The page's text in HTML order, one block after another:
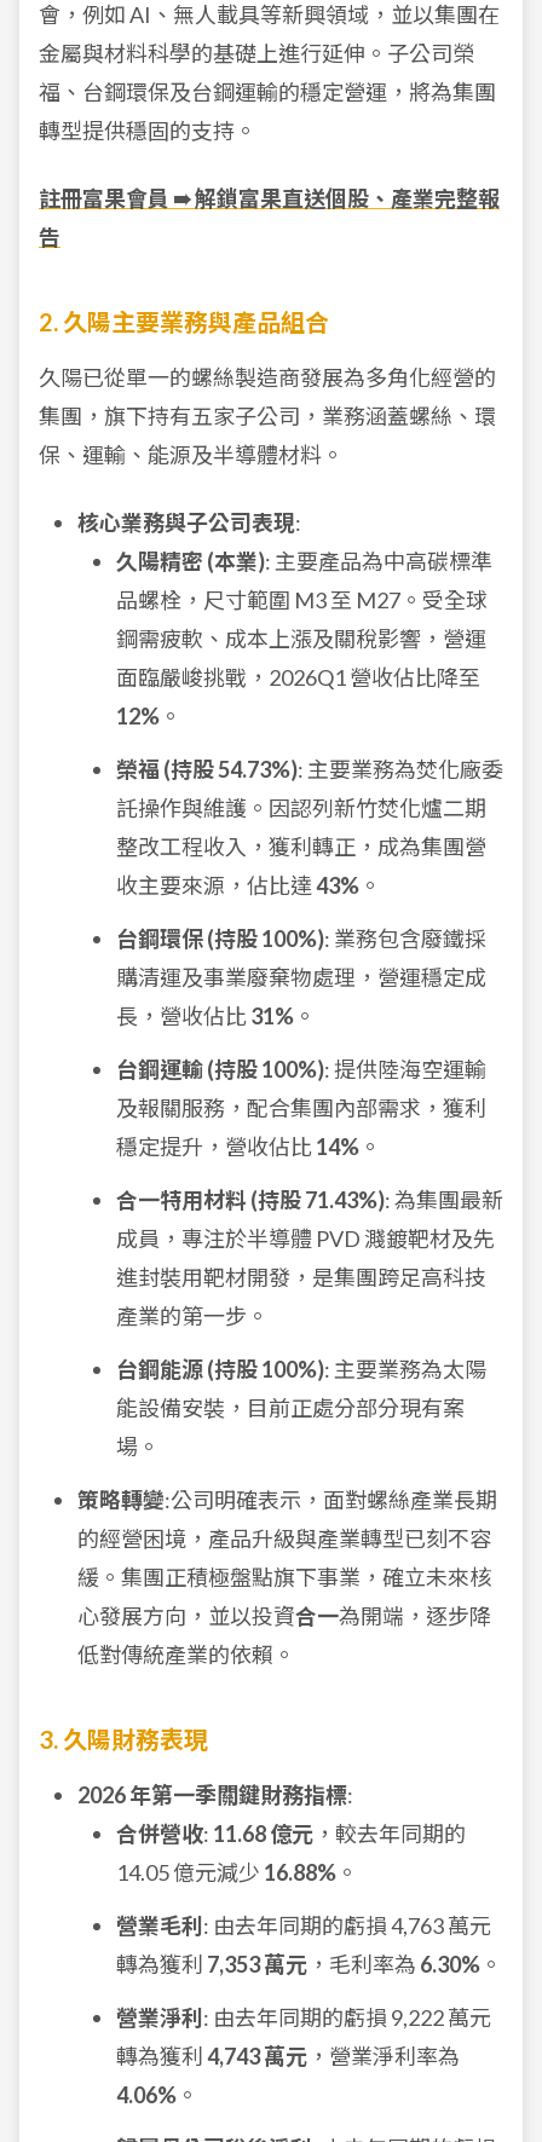
會，例如 AI、無人載具等新興領域，並以集團在
金屬與材料科學的基礎上進行延伸。子公司榮
福、台鋼環保及台鋼運輸的穩定營運，將為集團
轉型提供穩固的支持。
註冊富果會員 ➠ 解鎖富果直送個股、產業完整報
告
2. 久陽主要業務與產品組合
久陽已從單一的螺絲製造商發展為多角化經營的
集團，旗下持有五家子公司，業務涵蓋螺絲、環
保、運輸、能源及半導體材料。
核心業務與子公司表現:
久陽精密 (本業): 主要產品為中高碳標準
品螺栓，尺寸範圍 M3 至 M27。受全球
鋼需疲軟、成本上漲及關稅影響，營運
面臨嚴峻挑戰，2026Q1 營收佔比降至
12% 。
榮福 (持股 54.73%): 主要業務為焚化廠委
託操作與維護。因認列新竹焚化爐二期
整改工程收入，獲利轉正，成為集團營
收主要來源，佔比達43% 。
台鋼環保 (持股 100%): 業務包含廢鐵採
購清運及事業廢棄物處理，營運穩定成
長，營收佔比31% 。
台鋼運輸 (持股 100%): 提供陸海空運輸
及報關服務，配合集團內部需求，獲利
穩定提升，營收佔比14% 。
合一特用材料 (持股 71.43%): 為集團最新
成員，專注於半導體 PVD 濺鍍靶材及先
進封裝用靶材開發，是集團跨足高科技
產業的第一步。
台鋼能源 (持股 100%): 主要業務為太陽
能設備安裝，目前正處分部分現有案
場。
策略轉變:公司明確表示，面對螺絲產業長期
的經營困境，產品升級與產業轉型已刻不容
緩。集團正積極盤點旗下事業，確立未來核
心發展方向，並以投資合一為開端，逐步降
低對傳統產業的依賴。
3. 久陽財務表現
2026 年第一季關鍵財務指標:
合併營收: 11.68 億元 ，較去年同期的
14.05 億元減少 16.88% 。
營業毛利 : 由去年同期的虧損 4,763 萬元
轉為獲利 7,353 萬元 ，毛利率為 6.30% 。
營業淨利 : 由去年同期的虧損 9,222 萬元
轉為獲利 4,743 萬元 ，營業淨利率為
4.06% 。